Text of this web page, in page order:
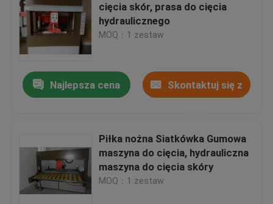
cięcia skór, prasa do cięcia
hydraulicznego
MOQ：1 zestaw
Najlepsza cena Skontaktuj się z
Piłka nożna Siatkówka Gumowa
maszyna do cięcia, hydrauliczna
maszyna do cięcia skóry
MOQ：1 zestaw